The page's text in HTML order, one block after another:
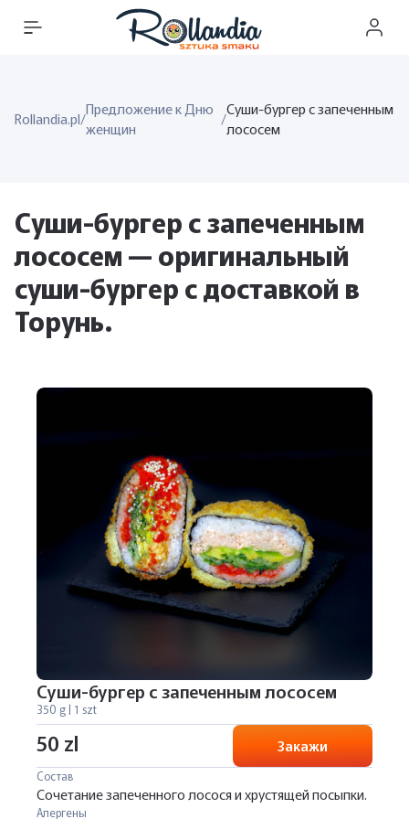
Rollandia.pl/
Предложение к Дню
женщин
/
Суши-бургер с запеченным
лососем
Суши-бургер с запеченным
лососем — оригинальный
суши-бургер с доставкой в ​​
Торунь.
Суши-бургер с запеченным лососем
350 g | 1 szt
50 zl Закажи
Состав
Сочетание запеченного лосося и хрустящей посыпки.
Алергены